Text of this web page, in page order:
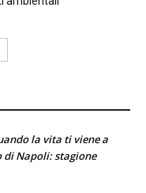
la vita ti viene a
di Napoli: stagione